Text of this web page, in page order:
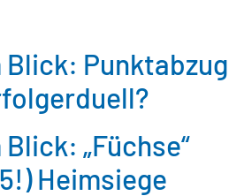
Blick: Punktabzug
„Füchse“
Heimsiege